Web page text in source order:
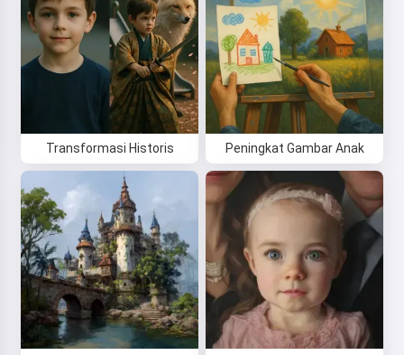
Transformasi Historis Peningkat Gambar Anak